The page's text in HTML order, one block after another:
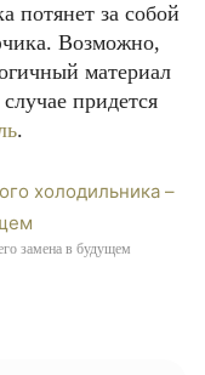
потянет за собой
Возможно,
материал
придется
.
замена в будущем